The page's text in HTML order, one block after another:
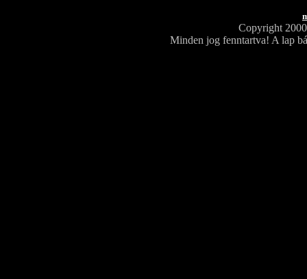
Copyright
Minden jog fenntartva! A lap